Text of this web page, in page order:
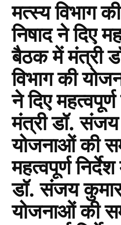
मत्स्य विभाग
निषाद ने दिए
बैठक में मंत्री
विभाग की
ने दिए
मंत्री डॉ. संजय
योजनाओं की
महत्वपूर्ण
डॉ. संजय कुमार
योजनाओं की